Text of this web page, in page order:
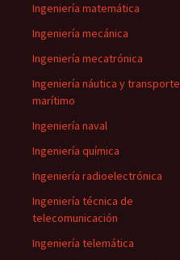
Ingeniería matemática
Ingeniería mecánica
Ingeniería mecatrónica
Ingeniería náutica y transporte
marítimo
Ingeniería naval
Ingeniería química
Ingeniería radioelectrónica
Ingeniería técnica de
telecomunicación
Ingeniería telemática